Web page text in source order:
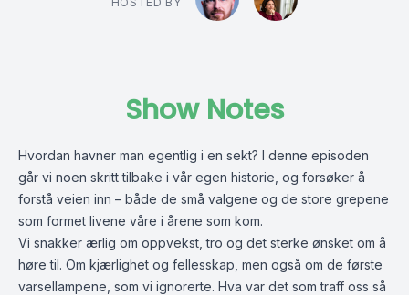
Show Notes
Hvordan havner man egentlig i en sekt? I denne episoden
går vi noen skritt tilbake i vår egen historie, og forsøker å
forstå veien inn – både de små valgene og de store grepene
som formet livene våre i årene som kom.
Vi snakker ærlig om oppvekst, tro og det sterke ønsket om å
høre til. Om kjærlighet og fellesskap, men også om de første
varsellampene, som vi ignorerte. Hva var det som traff oss så